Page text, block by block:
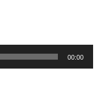
00:00